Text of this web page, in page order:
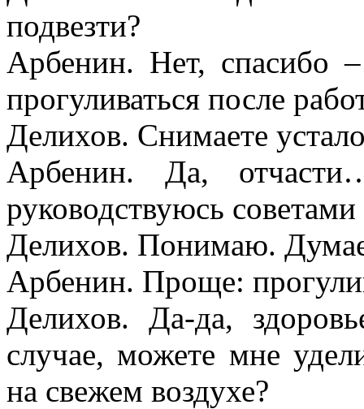
подвезти?
Арбенин. Нет, спасибо
прогуливаться после
Делихов. Снимаете
Арбенин. Да,
руководствуюсь
Делихов. Понимаю.
Арбенин. Проще:
Делихов. Да-да,
случае, можете мне
на свежем воздухе?